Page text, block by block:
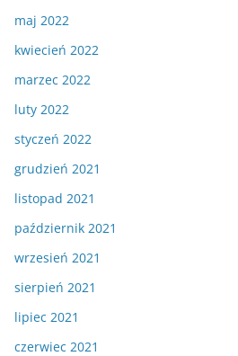
maj 2022
kwiecień 2022
marzec 2022
luty 2022
styczeń 2022
grudzień 2021
listopad 2021
październik 2021
wrzesień 2021
sierpień 2021
lipiec 2021
czerwiec 2021